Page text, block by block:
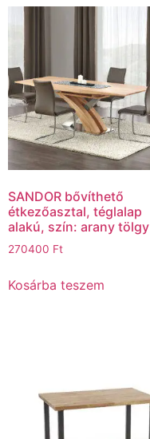
SANDOR bővíthető
étkezőasztal, téglalap
alakú, szín: arany tölgy
270400 Ft
Kosárba teszem